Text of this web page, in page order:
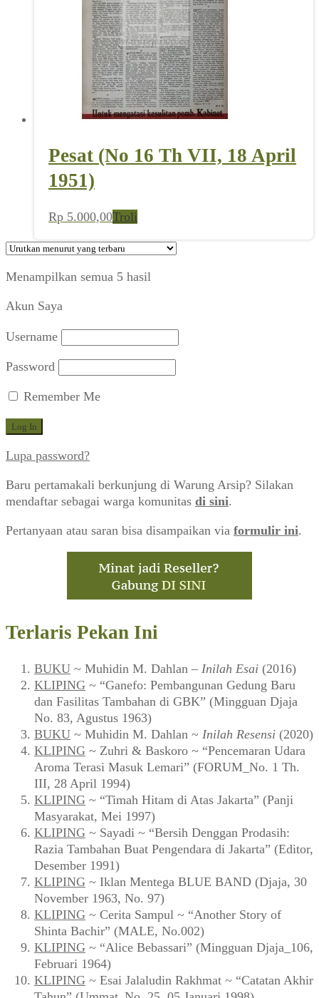
Pesat (No 16 Th VII, 18 April
1951)
Rp 5.000,00Troli
Menampilkan semua 5 hasil
Akun Saya
Username
Password
Remember Me
Lupa password?
Baru pertamakali berkunjung di Warung Arsip? Silakan
mendaftar sebagai warga komunitas di sini.
Pertanyaan atau saran bisa disampaikan via formulir ini.
Terlaris Pekan Ini
BUKU ~ Muhidin M. Dahlan – Inilah Esai (2016)
KLIPING ~ “Ganefo: Pembangunan Gedung Baru
dan Fasilitas Tambahan di GBK” (Mingguan Djaja
No. 83, Agustus 1963)
BUKU ~ Muhidin M. Dahlan ~ Inilah Resensi (2020)
KLIPING ~ Zuhri & Baskoro ~ “Pencemaran Udara
Aroma Terasi Masuk Lemari” (FORUM_No. 1 Th.
III, 28 April 1994)
KLIPING ~ “Timah Hitam di Atas Jakarta” (Panji
Masyarakat, Mei 1997)
KLIPING ~ Sayadi ~ “Bersih Denggan Prodasih:
Razia Tambahan Buat Pengendara di Jakarta” (Editor,
Desember 1991)
KLIPING ~ Iklan Mentega BLUE BAND (Djaja, 30
November 1963, No. 97)
KLIPING ~ Cerita Sampul ~ “Another Story of
Shinta Bachir” (MALE, No.002)
KLIPING ~ “Alice Bebassari” (Mingguan Djaja_106,
Februari 1964)
KLIPING ~ Esai Jalaludin Rakhmat ~ “Catatan Akhir